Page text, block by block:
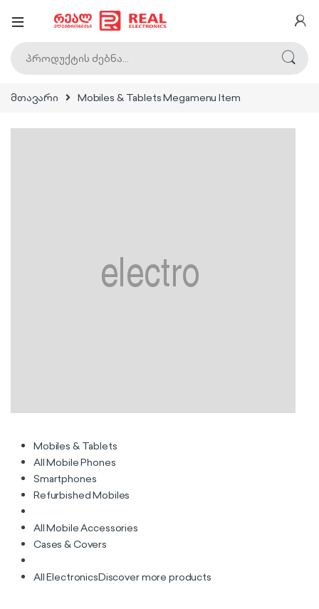
მთავარი Mobiles & Tablets Megamenu Item
Mobiles & Tablets
All Mobile Phones
Smartphones
Refurbished Mobiles
All Mobile Accessories
Cases & Covers
All ElectronicsDiscover more products